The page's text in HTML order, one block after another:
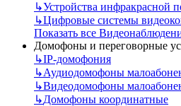
↳Устройства инфракрасной
↳Цифровые системы
Показать все
Домофоны и переговорные
↳IP-домофония
↳Аудиодомофоны
↳Видеодомофоны
↳Домофоны координатные